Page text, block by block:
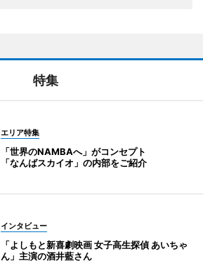
特集
エリア特集
「世界のNAMBAへ」がコンセプト
「なんばスカイオ」の内部をご紹介
インタビュー
「よしもと新喜劇映画 女子高生探偵 あいちゃ
ん」主演の酒井藍さん